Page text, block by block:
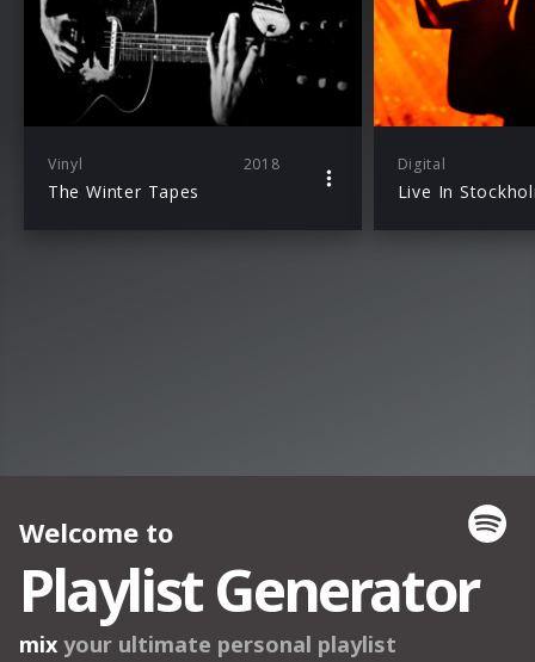
Vinyl 2018
The Winter Tapes
Digital
Live In